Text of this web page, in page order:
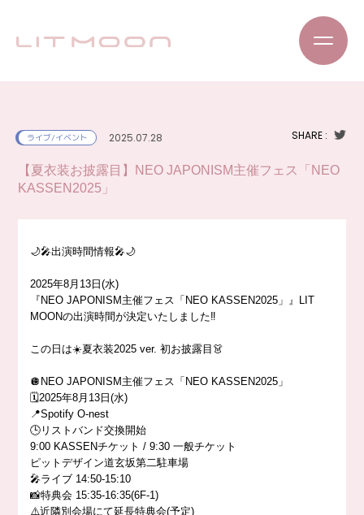
ライブ/イベント 2025.07.28 SHARE :
【夏衣装お披露目】NEO JAPONISM主催フェス「NEO
KASSEN2025」
🌙🎤出演時間情報🎤🌙
2025年8月13日(水)
『NEO JAPONISM主催フェス「NEO KASSEN2025」』LIT
MOONの出演時間が決定いたしました‼️
この日は☀️夏衣装2025 ver. 初お披露目👗
🪩NEO JAPONISM主催フェス「NEO KASSEN2025」
🗓️2025年8月13日(水)
📍Spotify O-nest
🕒リストバンド交換開始
9:00 KASSENチケット / 9:30 一般チケット
ピットデザイン道玄坂第二駐車場
🎤ライブ 14:50-15:10
📸特典会 15:35-16:35(6F-1)
⚠️近隣別会場にて延長特典会(予定)